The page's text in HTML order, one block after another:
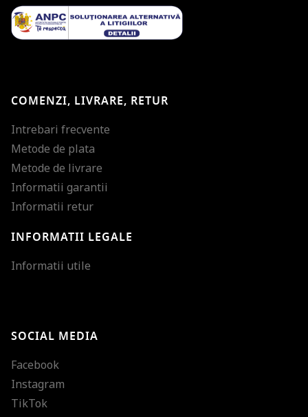
COMENZI, LIVRARE, RETUR
Intrebari frecvente
Metode de plata
Metode de livrare
Informatii garantii
Informatii retur
INFORMATII LEGALE
Informatii utile
SOCIAL MEDIA
Facebook
Instagram
TikTok